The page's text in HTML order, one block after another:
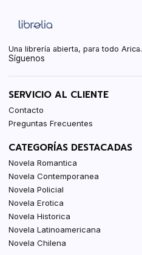
Una librería abierta, para todo Arica.
Síguenos
SERVICIO AL CLIENTE
Contacto
Preguntas Frecuentes
CATEGORÍAS DESTACADAS
Novela Romantica
Novela Contemporanea
Novela Policial
Novela Erotica
Novela Historica
Novela Latinoamericana
Novela Chilena